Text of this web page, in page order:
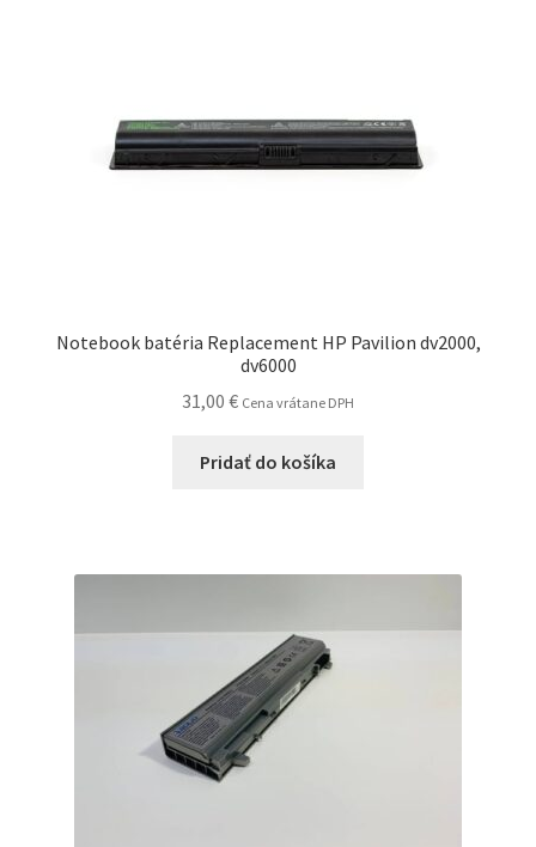
Notebook batéria Replacement HP Pavilion dv2000,
dv6000
31,00 € Cena vrátane DPH
Pridať do košíka